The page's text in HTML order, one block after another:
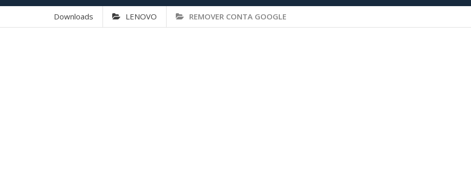
Downloads LENOVO REMOVER CONTA GOOGLE